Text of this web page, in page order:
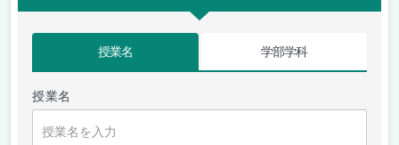
授業名 学部学科
授業名